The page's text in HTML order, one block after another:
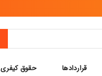
قراردادها حقوق کیفری